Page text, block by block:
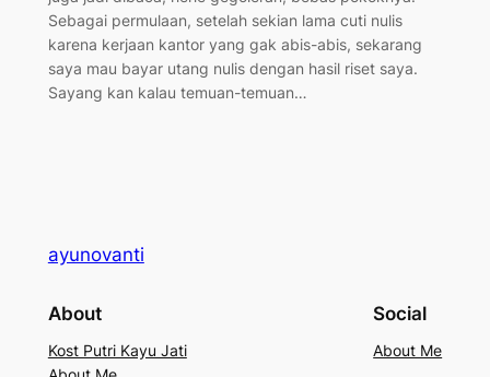
Sebagai permulaan, setelah sekian lama cuti nulis
karena kerjaan kantor yang gak abis-abis, sekarang
saya mau bayar utang nulis dengan hasil riset saya.
Sayang kan kalau temuan-temuan…
ayunovanti
About
Kost Putri Kayu Jati
Social
About Me